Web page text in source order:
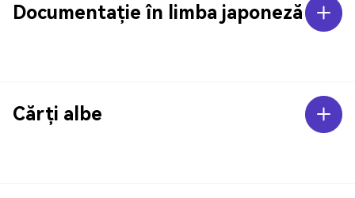
Documentație în limba japoneză
Cărți albe